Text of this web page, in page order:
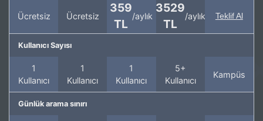
Ücretsiz Ücretsiz
359
TL
/aylık
3529
TL
/aylık Teklif Al
Kullanıcı Sayısı
1
Kullanıcı
1
Kullanıcı
1
Kullanıcı
5+
Kullanıcı
Kampüs
Günlük arama sınırı